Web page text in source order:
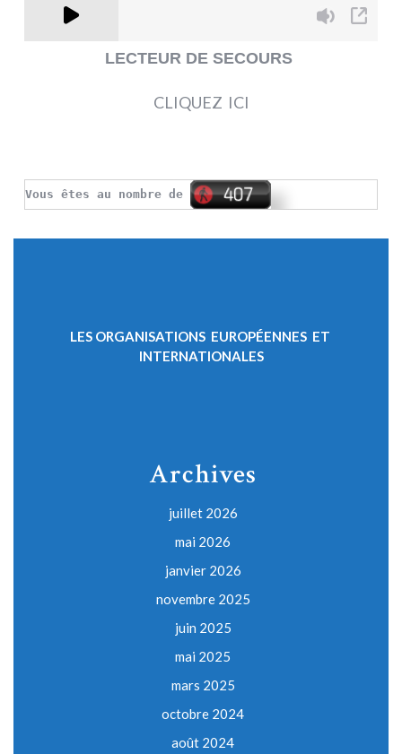
LECTEUR DE SECOURS
CLIQUEZ ICI
Vous êtes au nombre de
LES ORGANISATIONS EUROPÉENNES ET
INTERNATIONALES
Archives
juillet 2026
mai 2026
janvier 2026
novembre 2025
juin 2025
mai 2025
mars 2025
octobre 2024
août 2024